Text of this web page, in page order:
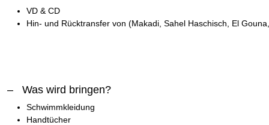
VD & CD
Hin- und Rücktransfer von (Makadi, Sahel Haschisch, El
– Was wird bringen?
Schwimmkleidung
Handtücher